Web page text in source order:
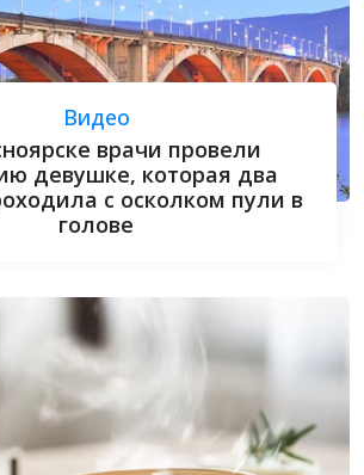
Видео
врачи провели
девушке, которая два
с осколком пули в
голове